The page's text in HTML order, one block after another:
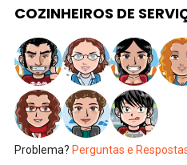
COZINHEIROS DE
Problema? Perguntas e